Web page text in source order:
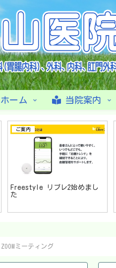
ホーム 当院案内
ご案内
Freestyle リブレ2始めまし
た
ZOOMミーティング